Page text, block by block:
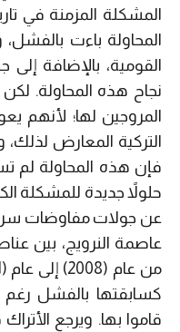
المشكلة المزمنة في
المحاولة باءت
القومية، بالإضافة
نجاح هذه المحاولة.
المروجين لها؛ لأنهم
التركية المعارض
فإن هذه المحاولة لم
حلولاً جديدة للمشكلة
عن جولات مفاوضات
عاصمة النرويج، بين
كسابقتها بالفشل رغم
قاموا بها. ويرجع